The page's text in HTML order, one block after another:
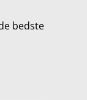
bedste